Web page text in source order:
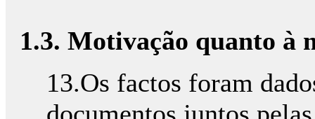
1.3. Motivação quanto à
13.Os factos foram